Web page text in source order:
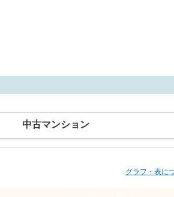
中古マンション
グラフ・表に